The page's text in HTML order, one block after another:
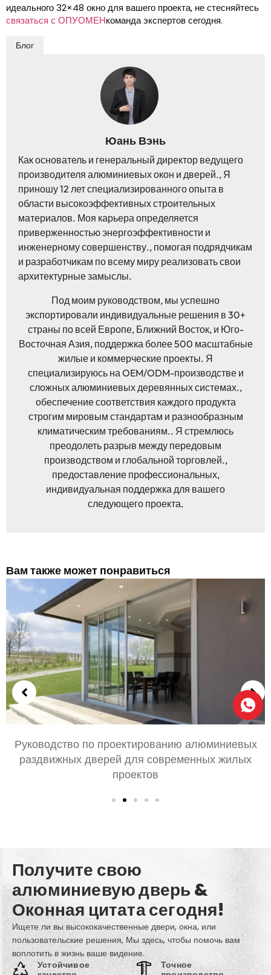
идеального 32×48 окно для вашего проекта, не стесняйтесь
связаться с ОПУОМЕНкоманда экспертов сегодня.
Блог
Юань Вэнь
Как основатель и генеральный директор ведущего
производителя алюминиевых окон и дверей., Я
приношу 12 лет специализированного опыта в
области высокоэффективных строительных
материалов. Моя карьера определяется
приверженностью энергоэффективности и
инженерному совершенству., помогая подрядчикам
и разработчикам по всему миру реализовать свои
архитектурные замыслы.
Под моим руководством, мы успешно
экспортировали индивидуальные решения в 30+
страны по всей Европе, Ближний Восток, и Юго-
Восточная Азия, поддержка более 500 масштабные
жилые и коммерческие проекты. Я
специализируюсь на OEM/ODM-производстве и
сложных алюминиевых деревянных системах.,
обеспечение соответствия каждого продукта
строгим мировым стандартам и разнообразным
климатическим требованиям.. Я стремлюсь
преодолеть разрыв между передовым
производством и глобальной торговлей.,
предоставление профессиональных,
индивидуальная поддержка для вашего
следующего проекта.
Вам также может понравиться
жилых
Выбор алюминиевых дверей для
гостиной: Комфорт, Стиль, и
Получите свою
алюминиевую дверь &
Оконная цитата сегодня!
Ищете ли вы высококачественные двери, окна, или
пользовательские решения, Мы здесь, чтобы помочь вам
воплотить в жизнь ваше видение.
Устойчивое
качество
производство